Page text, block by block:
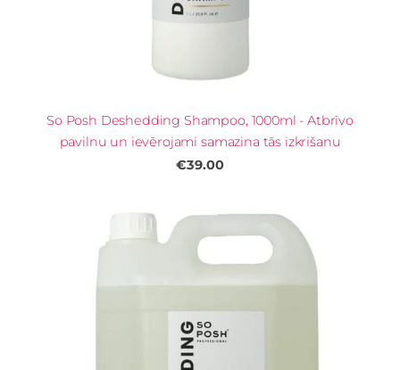
So Posh Deshedding Shampoo, 1000ml - Atbrīvo
pavilnu un ievērojami samazina tās izkrišanu
€39.00